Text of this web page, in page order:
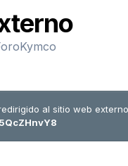
al sitio web